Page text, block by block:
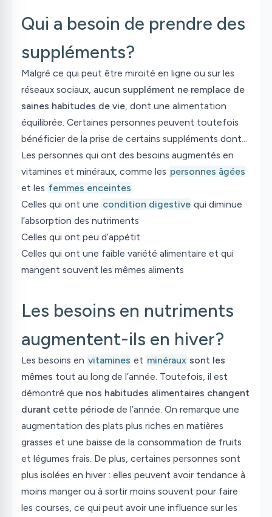
Qui a besoin de prendre des
suppléments?
Malgré ce qui peut être miroité en ligne ou sur les
réseaux sociaux, aucun supplément ne remplace de
saines habitudes de vie, dont une alimentation
équilibrée. Certaines personnes peuvent toutefois
bénéficier de la prise de certains suppléments dont…
Les personnes qui ont des besoins augmentés en
vitamines et minéraux, comme les personnes âgées
et les femmes enceintes
Celles qui ont une condition digestive qui diminue
l’absorption des nutriments
Celles qui ont peu d’appétit
Celles qui ont une faible variété alimentaire et qui
mangent souvent les mêmes aliments
Les besoins en nutriments
augmentent-ils en hiver?
Les besoins en vitamines et minéraux sont les
mêmes tout au long de l’année. Toutefois, il est
démontré que nos habitudes alimentaires changent
durant cette période de l’année. On remarque une
augmentation des plats plus riches en matières
grasses et une baisse de la consommation de fruits
et légumes frais. De plus, certaines personnes sont
plus isolées en hiver : elles peuvent avoir tendance à
moins manger ou à sortir moins souvent pour faire
les courses, ce qui peut avoir une influence sur les